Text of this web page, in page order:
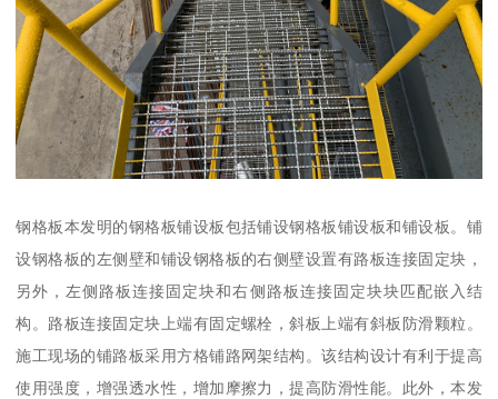
钢格板本发明的钢格板铺设板包括铺设钢格板铺设板和铺设板。铺
设钢格板的左侧壁和铺设钢格板的右侧壁设置有路板连接固定块，
另外，左侧路板连接固定块和右侧路板连接固定块块匹配嵌入结
构。路板连接固定块上端有固定螺栓，斜板上端有斜板防滑颗粒。
施工现场的铺路板采用方格铺路网架结构。该结构设计有利于提高
使用强度，增强透水性，增加摩擦力，提高防滑性能。此外，本发